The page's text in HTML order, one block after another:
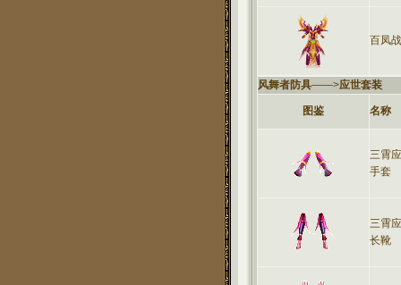
百凤
风舞者防具——>应世套装
图鉴 名称
三霄
手套
三霄
长靴